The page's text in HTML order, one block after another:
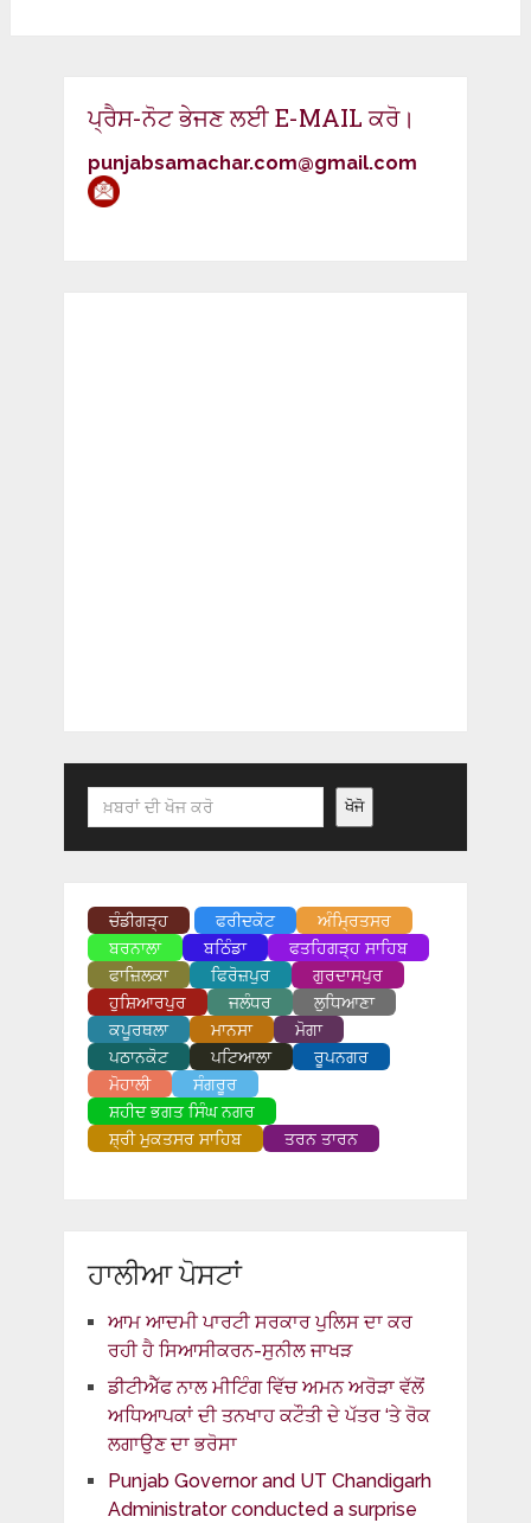
ਪ੍ਰੈਸ-ਨੋਟ ਭੇਜਣ ਲਈ E-MAIL ਕਰੋ।
punjabsamachar.com@gmail.com
Search ਖੋਜੋ
ਚੰਡੀਗੜ੍ਹ ਫਰੀਦਕੋਟ
ਅੰਮ੍ਰਿਤਸਰ
ਬਰਨਾਲਾ
ਬਠਿੰਡਾ
ਫਤਹਿਗੜ੍ਹ ਸਾਹਿਬ
ਫਾਜ਼ਿਲਕਾ
ਫਿਰੋਜ਼ਪੁਰ
ਗੁਰਦਾਸਪੁਰ
ਹੁਸ਼ਿਆਰਪੁਰ
ਜਲੰਧਰ
ਲੁਧਿਆਣਾ
ਕਪੂਰਥਲਾ
ਮਾਨਸਾ
ਮੋਗਾ
ਪਠਾਨਕੋਟ
ਪਟਿਆਲਾ
ਰੂਪਨਗਰ
ਮੋਹਾਲੀ
ਸੰਗਰੂਰ
ਸ਼ਹੀਦ ਭਗਤ ਸਿੰਘ ਨਗਰ
ਸ਼੍ਰੀ ਮੁਕਤਸਰ ਸਾਹਿਬ
ਤਰਨ ਤਾਰਨ
ਹਾਲੀਆ ਪੋਸਟਾਂ
ਆਮ ਆਦਮੀ ਪਾਰਟੀ ਸਰਕਾਰ ਪੁਲਿਸ ਦਾ ਕਰ
ਰਹੀ ਹੈ ਸਿਆਸੀਕਰਨ-ਸੁਨੀਲ ਜਾਖੜ
ਡੀਟੀਐੱਫ ਨਾਲ ਮੀਟਿੰਗ ਵਿੱਚ ਅਮਨ ਅਰੋੜਾ ਵੱਲੋਂ
ਅਧਿਆਪਕਾਂ ਦੀ ਤਨਖਾਹ ਕਟੌਤੀ ਦੇ ਪੱਤਰ ‘ਤੇ ਰੋਕ
ਲਗਾਉਣ ਦਾ ਭਰੋਸਾ
Punjab Governor and UT Chandigarh
Administrator conducted a surprise